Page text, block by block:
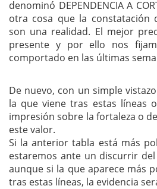
denominó DEPENDENCIA A
otra cosa que la constatación
son una realidad. El mejor
presente y por ello nos
comportado en las últimas
De nuevo, con un simple
la que viene tras estas líneas
impresión sobre la fortaleza o
este valor.
Si la anterior tabla está más
estaremos ante un discurrir
aunque si la que aparece más
tras estas líneas, la evidencia